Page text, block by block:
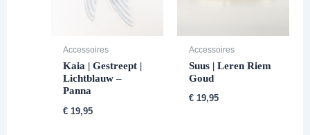
Accessoires
Kaia | Gestreept |
Lichtblauw –
Panna
€ 19,95
Accessoires
Suus | Leren Riem
Goud
€ 19,95